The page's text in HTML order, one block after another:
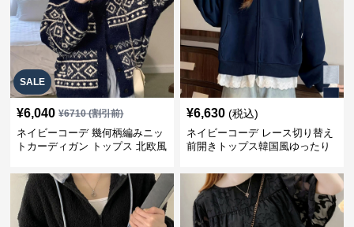
SALE
¥6,040 ¥6710(割引前)
ネイビーコーデ 幾何柄編みニッ
トカーディガン トップス 北欧風
¥6,630 (税込)
ネイビーコーデ レース切り替え
前開きトップス韓国風ゆったり